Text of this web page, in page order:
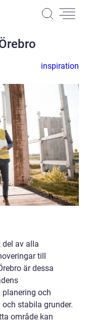
inspiration
av alla
till
är dessa
och
stabila grunder.
område kan